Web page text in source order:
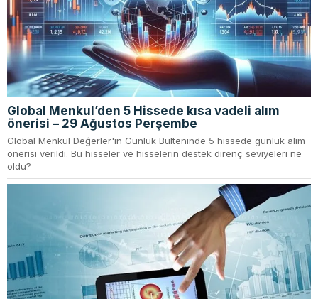
Global Menkul’den 5 Hissede kısa vadeli alım
önerisi – 29 Ağustos Perşembe
Global Menkul Değerler'in Günlük Bülteninde 5 hissede günlük alım
önerisi verildi. Bu hisseler ve hisselerin destek direnç seviyeleri ne
oldu?